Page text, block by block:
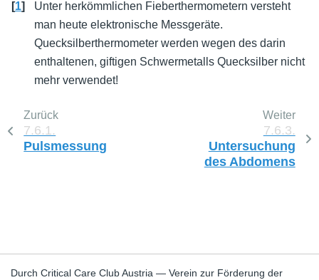
[1]
Unter herkömmlichen Fieberthermometern versteht
man heute elektronische Messgeräte.
Quecksilberthermometer werden wegen des darin
enthaltenen, giftigen Schwermetalls Quecksilber nicht
mehr verwendet!
Zurück
7.6.1.
Pulsmessung
Weiter
7.6.3.
Untersuchung
des Abdomens
Durch Critical Care Club Austria — Verein zur Förderung der